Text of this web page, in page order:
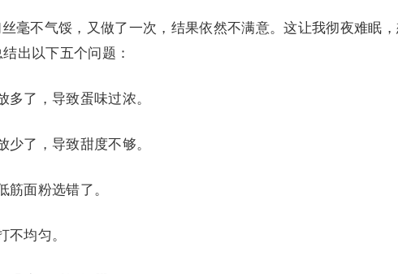
不气馁，又做了一次，结果依然不满意。这让我彻夜难眠，
出以下五个问题：
了，导致蛋味过浓。
了，导致甜度不够。
面粉选错了。
均匀。